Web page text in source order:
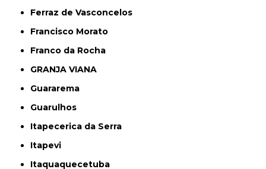
Ferraz de Vasconcelos
Francisco Morato
Franco da Rocha
GRANJA VIANA
Guararema
Guarulhos
Itapecerica da Serra
Itapevi
Itaquaquecetuba